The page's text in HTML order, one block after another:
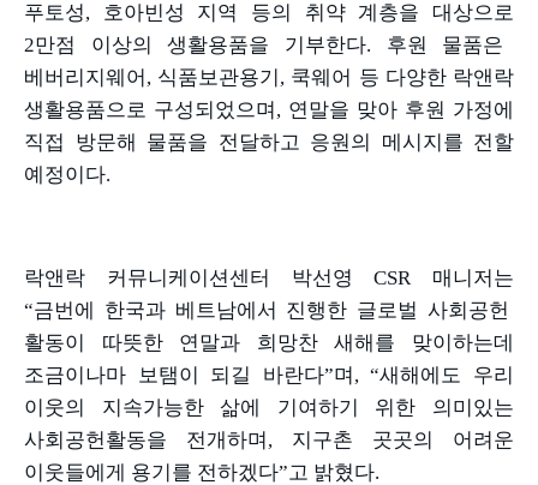
푸토성, 호아빈성 지역 등의 취약 계층을 대상으로
2만점 이상의 생활용품을 기부한다. 후원 물품은
베버리지웨어 , 식품보관용기 , 쿡웨어 등 다양한 락앤락
생활용품으로 구성되었으며 , 연말을 맞아 후원 가정에
직접 방문해 물품을 전달하고 응원의 메시지를 전할
예정이다.
락앤락 커뮤니케이션센터 박선영 CSR 매니저는
“금번에 한국과 베트남에서 진행한 글로벌 사회공헌
활동이 따뜻한 연말과 희망찬 새해를 맞이하는데
조금이나마 보탬이 되길 바란다”며 , “새해에도 우리
이웃의 지속가능한 삶에 기여하기 위한 의미있는
사회공헌활동을 전개하며 , 지구촌 곳곳의 어려운
이웃들에게 용기를 전하겠다”고 밝혔다.